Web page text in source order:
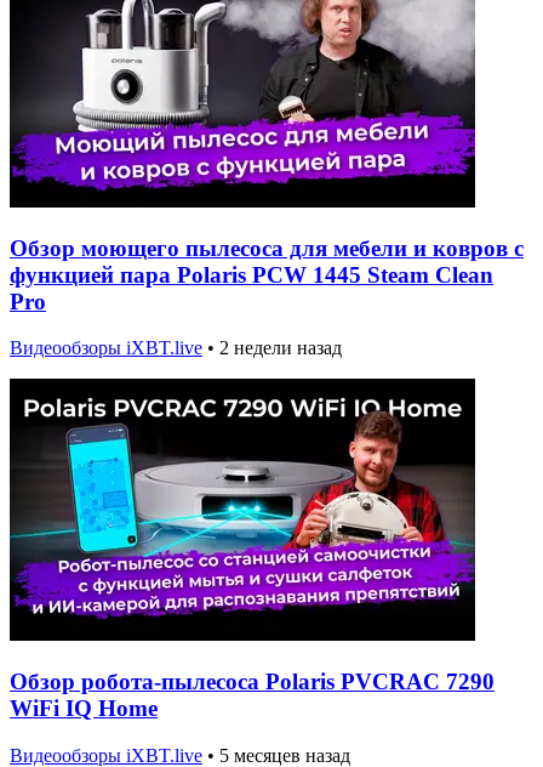
Обзор моющего пылесоса для мебели и ковров с
функцией пара Polaris PCW 1445 Steam Clean
Pro
Видеообзоры iXBT.live • 2 недели назад
Обзор робота-пылесоса Polaris PVCRAC 7290
WiFi IQ Home
Видеообзоры iXBT.live • 5 месяцев назад